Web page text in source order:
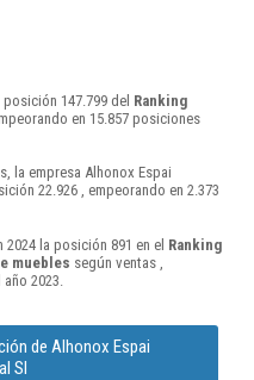
147.799 del Ranking
en 15.857 posiciones
la empresa Alhonox Espai
22.926 , empeorando en 2.373
la posición 891 en el Ranking
muebles según ventas ,
2023.
de Alhonox Espai
Sl